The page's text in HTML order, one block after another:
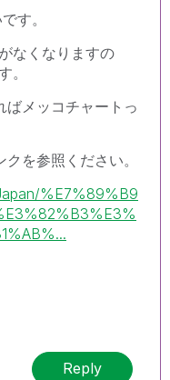
す。
なくなりますの
。
メッコチャートっ
を参照ください。
%E7%89%B9
Reply